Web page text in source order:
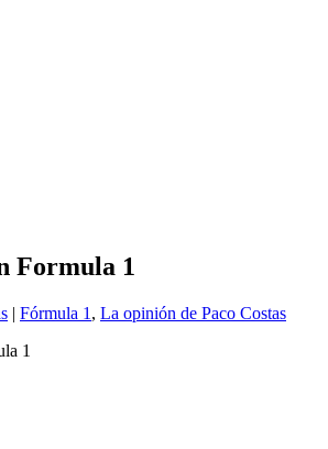
Formula 1
| Fórmula 1 , La opinión de Paco Costas